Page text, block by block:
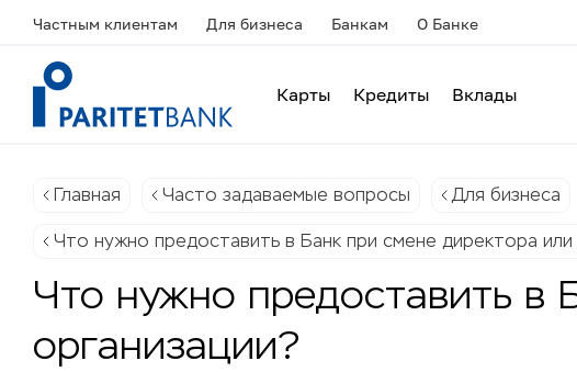
Частным клиентам Для бизнеса Банкам О Банке
Карты Кредиты Вклады
Главная Часто задаваемые вопросы Для бизнеса
Что нужно предоставить в Банк при смене директора или
Что нужно предоставить в
организации?